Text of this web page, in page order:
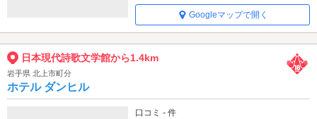
Googleマップで開く
日本現代詩歌文学館から1.4km
岩手県 北上市町分
ホテル ダンヒル
口コミ - 件